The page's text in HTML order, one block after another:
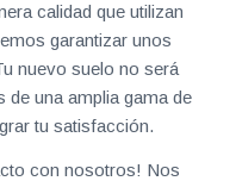
calidad que utilizan
garantizar unos
nuevo suelo no será
de una amplia gama de
tu satisfacción.
con nosotros! Nos